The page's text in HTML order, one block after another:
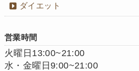
ダイエット
営業時間
火曜日13:00~21:00
水・金曜日9:00~21:00